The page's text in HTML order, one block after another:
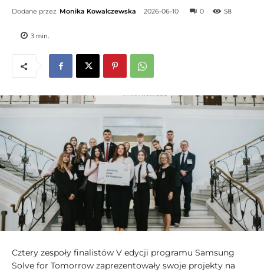
Dodane przez Monika Kowalczewska 2026-06-10 0 58
3 min.
Cztery zespoły finalistów V edycji programu Samsung
Solve for Tomorrow zaprezentowały swoje projekty na